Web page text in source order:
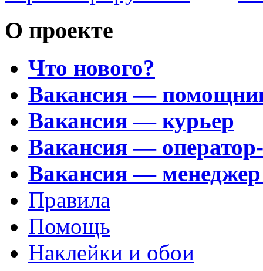
О проекте
Что нового?
Вакансия —
Вакансия — курьер
Вакансия —
Вакансия —
Правила
Помощь
Наклейки и обои